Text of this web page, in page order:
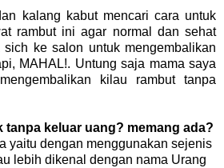
kalang kabut mencari cara untuk
rambut ini agar normal dan sehat
sich ke salon untuk mengembalikan
MAHAL!. Untung saja mama saya
kilau rambut tanpa
tanpa keluar uang? memang ada?
yaitu dengan menggunakan sejenis
lebih dikenal dengan nama Urang